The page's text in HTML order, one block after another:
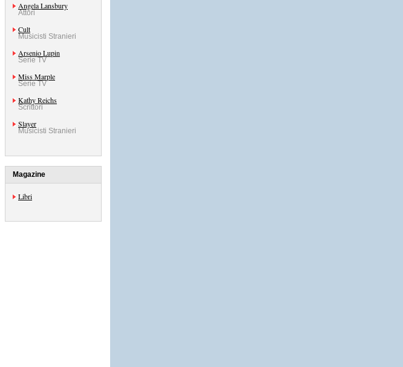
Angela Lansbury
Attori
Cult
Musicisti Stranieri
Arsenio Lupin
Serie TV
Miss Marple
Serie TV
Kathy Reichs
Scrittori
Slayer
Musicisti Stranieri
Magazine
Libri